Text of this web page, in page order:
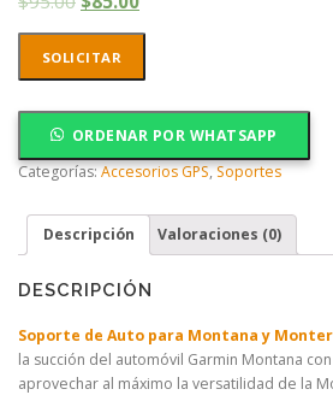
SOLICITAR
ORDENAR POR WHATSAPP
Categorías:Accesorios GPS,Soportes
Descripción Valoraciones (0)
DESCRIPCIÓN
Soporte de Auto para Montana y
la succión del automóvil Garmin Montana
aprovechar al máximo la versatilidad de la